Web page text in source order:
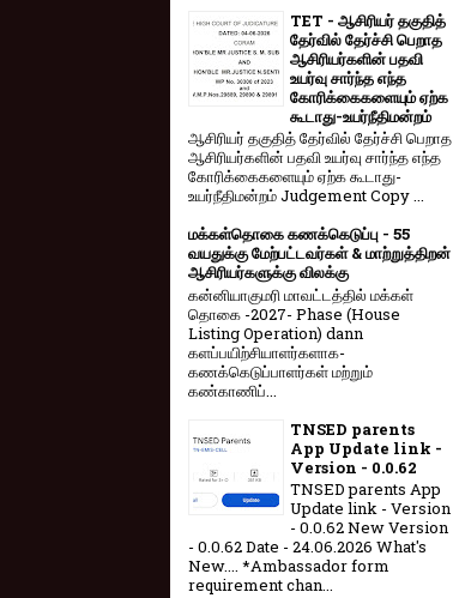
TET - ஆசிரியர் தகுதித்
தேர்வில் தேர்ச்சி பெறாத
ஆசிரியர்களின் பதவி
உயர்வு சார்ந்த எந்த
கோரிக்கைகளையும் ஏற்க
கூடாது-உயர்நீதிமன்றம்
ஆசிரியர் தகுதித் தேர்வில் தேர்ச்சி பெறாத
ஆசிரியர்களின் பதவி உயர்வு சார்ந்த எந்த
கோரிக்கைகளையும் ஏற்க கூடாது-
உயர்நீதிமன்றம் Judgement Copy ...
மக்கள்தொகை கணக்கெடுப்பு - 55
வயதுக்கு மேற்பட்டவர்கள் & மாற்றுத்திறன்
ஆசிரியர்களுக்கு விலக்கு
கன்னியாகுமரி மாவட்டத்தில் மக்கள்
தொகை -2027- Phase (House
Listing Operation) dann
களப்பயிற்சியாளர்களாக-
கணக்கெடுப்பாளர்கள் மற்றும்
கண்காணிப்...
TNSED parents
App Update link -
Version - 0.0.62
TNSED parents App
Update link - Version
- 0.0.62 New Version
- 0.0.62 Date - 24.06.2026 What's
New.... *Ambassador form
requirement chan...